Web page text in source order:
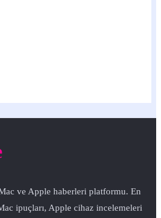
ve Apple haberleri platformu. En
ipuçları, Apple cihaz incelemeleri